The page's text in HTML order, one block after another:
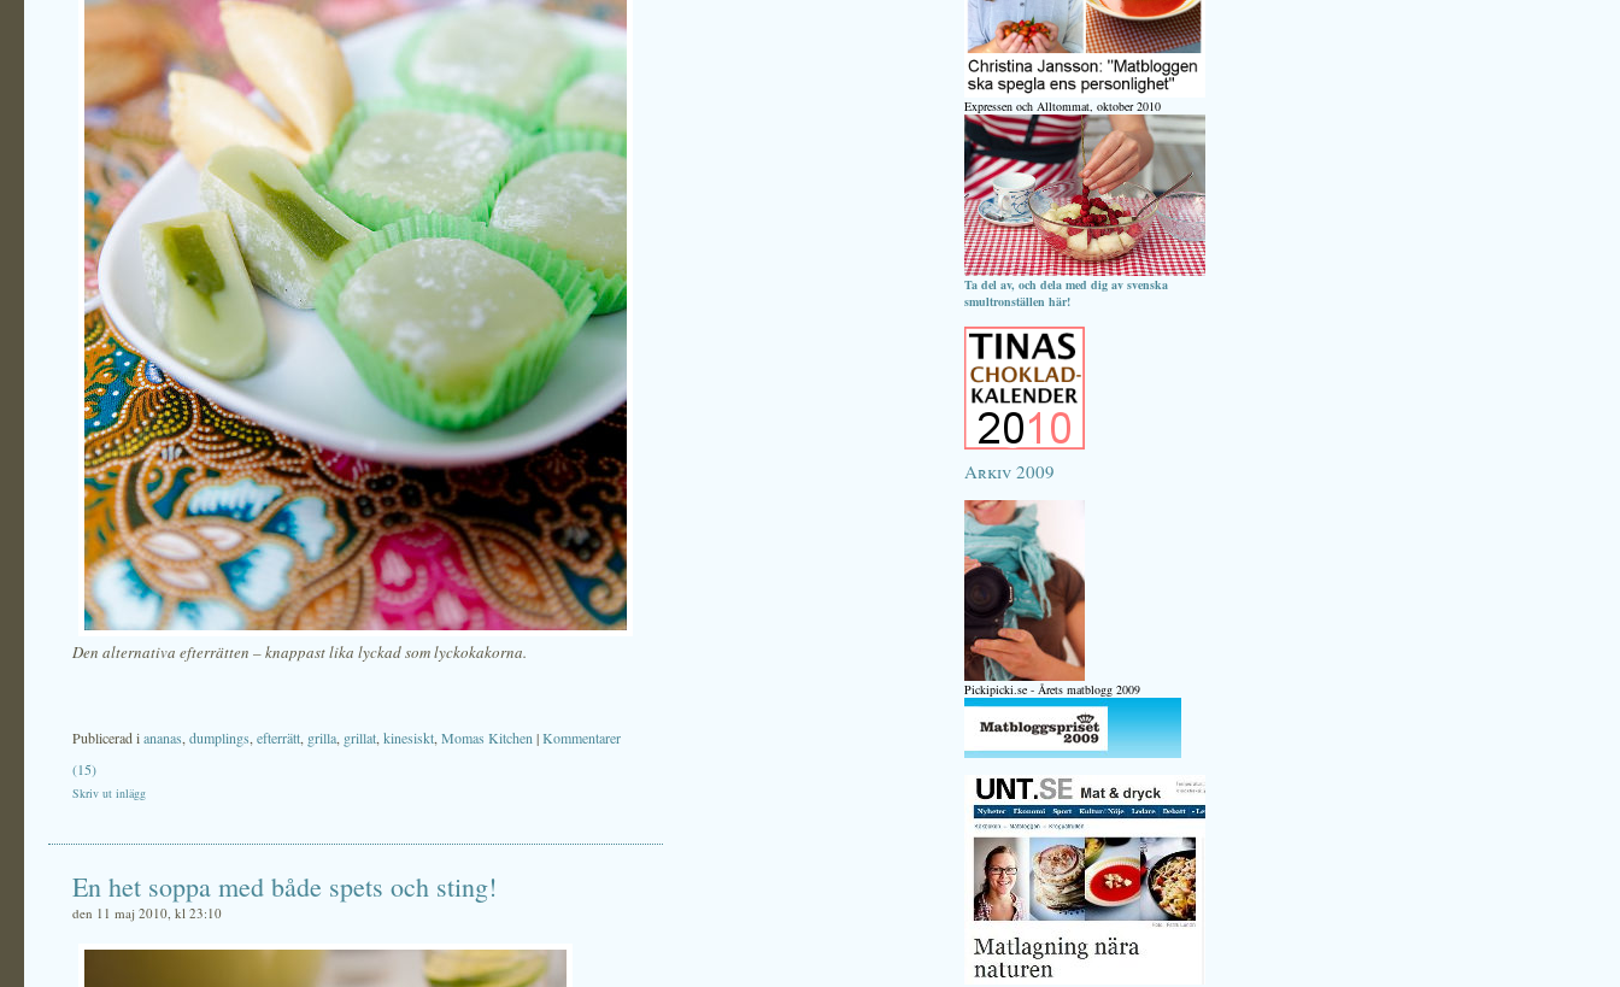
Den alternativa efterrätten – knappast lika lyckad som lyckokakorna.
Publicerad iananas dumplings efterrätt grilla grillat kinesiskt Momas Kitchen |Kommentarer
(15)
Skriv ut inlägg
En het soppa med både spets och sting!
den 11 maj 2010, kl 23:10
Expressen och Alltommat, oktober 2010
Ta del av, och dela med dig av svenska
smultronställen här!
Arkiv 2009
Pickipicki.se - Årets matblogg 2009